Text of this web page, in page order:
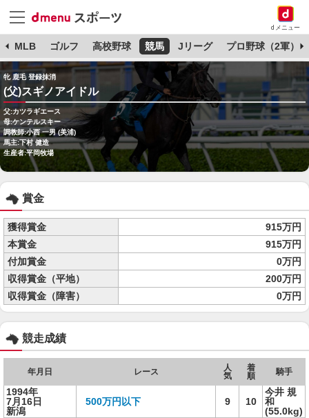
dメニュー
MLB ゴルフ 高校野球 競馬 Jリーグ プロ野球（2軍）
牝 鹿毛 登録抹消
(父)スギノアイドル
父:カツラギエース
母:ケンテルスキー
調教師:小西 一男 (美浦)
馬主:下村 健造
生産者:平岡牧場
賞金
獲得賞金
915万円
本賞金
915万円
付加賞金
0万円
収得賞金（平地）
200万円
収得賞金（障害）
0万円
競走成績
年月日 レース
人
気
着
順
騎手
1994年
7月16日
新潟
500万円以下 9 10
今井 規
和
(55.0kg)